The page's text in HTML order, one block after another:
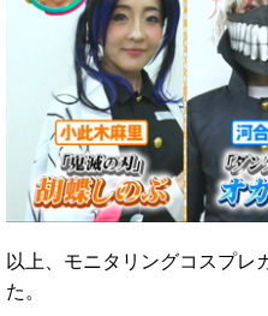
以上、モニタリングコスプレ
た。